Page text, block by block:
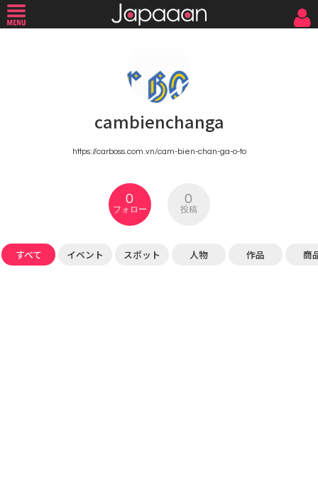
cambienchanga
https://carboss.com.vn/cam-bien-chan-ga-o-to
0
フォロー
0
投稿
すべて イベント スポット 人物 作品 商